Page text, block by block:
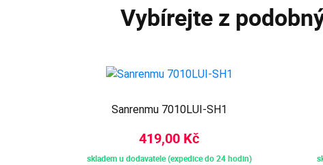
Vybírejte z
Sanrenmu 7010LUI-SH1
419,00 Kč
skladem u dodavatele (expedice do 24 hodin)